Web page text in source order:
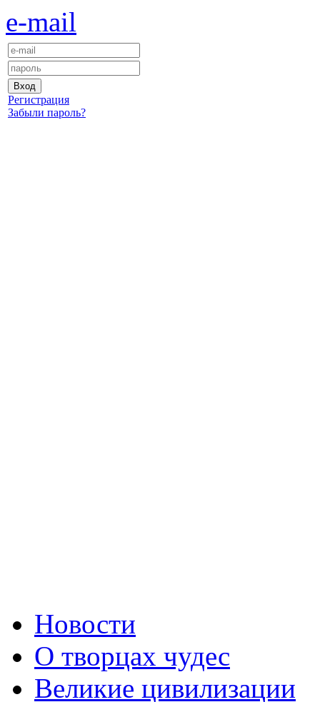
e-mail
Регистрация
Забыли пароль?
Новости
О творцах чудес
Великие цивилизации